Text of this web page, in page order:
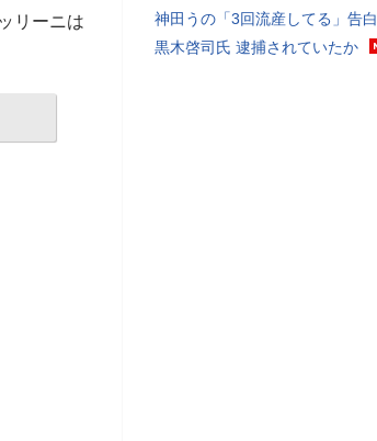
リーニは
神田うの「3回流産してる」告白
黒木啓司氏 逮捕されていたか